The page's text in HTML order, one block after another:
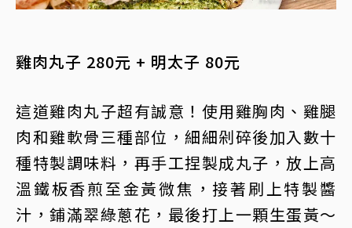
雞肉丸子 280元 + 明太子 80元
這道雞肉丸子超有誠意！使用雞胸肉、雞腿
肉和雞軟骨三種部位，細細剁碎後加入數十
種特製調味料，再手工捏製成丸子，放上高
溫鐵板香煎至金黃微焦，接著刷上特製醬
汁，鋪滿翠綠蔥花，最後打上一顆生蛋黃～